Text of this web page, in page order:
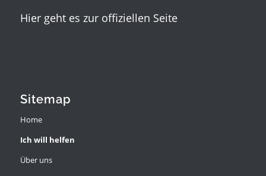
Hier geht es zur offiziellen Seite
Sitemap
Home
Ich will helfen
Über uns